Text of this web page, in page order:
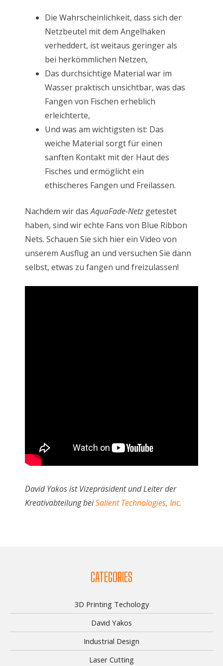
Die Wahrscheinlichkeit, dass sich der
Netzbeutel mit dem Angelhaken
verheddert, ist weitaus geringer als
bei herkömmlichen Netzen,
Das durchsichtige Material war im
Wasser praktisch unsichtbar, was das
Fangen von Fischen erheblich
erleichterte,
Und was am wichtigsten ist: Das
weiche Material sorgt für einen
sanften Kontakt mit der Haut des
Fisches und ermöglicht ein
ethischeres Fangen und Freilassen.
Nachdem wir dasAquaFade-Netz getestet
haben, sind wir echte Fans von Blue Ribbon
Nets. Schauen Sie sich hier ein Video von
unserem Ausflug an und versuchen Sie dann
selbst, etwas zu fangen und freizulassen!
David Yakos ist Vizepräsident und Leiter der
Kreativabteilung beiSalient Technologies, Inc.
CATEGORIES
3D Printing Techology
David Yakos
Industrial Design
Laser Cutting